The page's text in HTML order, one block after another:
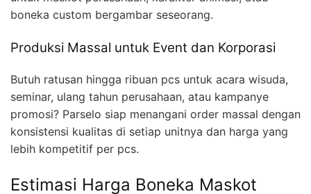
boneka custom bergambar seseorang.
Produksi Massal untuk Event dan Korporasi
Butuh ratusan hingga ribuan pcs untuk acara wisuda,
seminar, ulang tahun perusahaan, atau kampanye
promosi? Parselo siap menangani order massal dengan
konsistensi kualitas di setiap unitnya dan harga yang
lebih kompetitif per pcs.
Estimasi Harga Boneka Maskot